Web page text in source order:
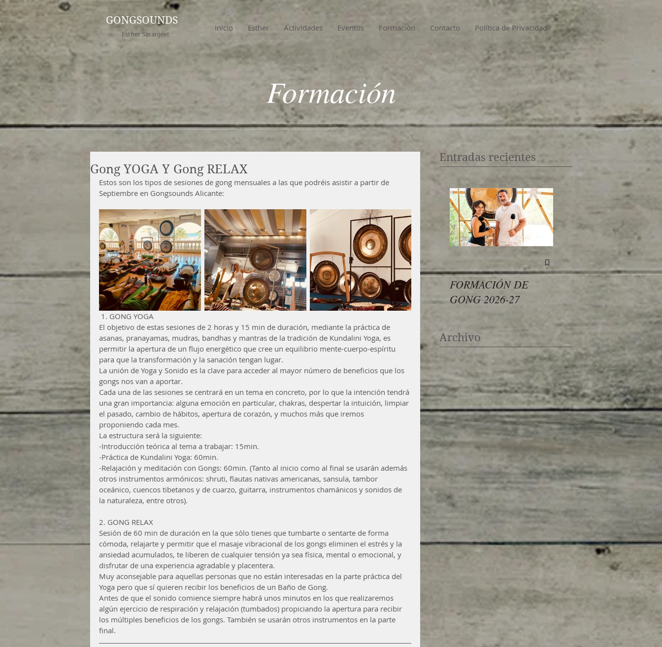
GONGSOUNDS
Esther Saranjeet
Inicio Esther Actividades Eventos Formación Contacto Política de Privacidad
Formación
Gong YOGA Y Gong RELAX
Estos son los tipos de sesiones de gong mensuales a las que podréis asistir a partir de
Septiembre en Gongsounds Alicante:
1. GONG YOGA
El objetivo de estas sesiones de 2 horas y 15 min de duración, mediante la práctica de
asanas, pranayamas, mudras, bandhas y mantras de la tradición de Kundalini Yoga, es
permitir la apertura de un flujo energético que cree un equilibrio mente-cuerpo-espíritu
para que la transformación y la sanación tengan lugar.
La unión de Yoga y Sonido es la clave para acceder al mayor número de beneficios que los
gongs nos van a aportar.
Cada una de las sesiones se centrará en un tema en concreto, por lo que la intención tendrá
una gran importancia: alguna emoción en particular, chakras, despertar la intuición, limpiar
el pasado, cambio de hábitos, apertura de corazón, y muchos más que iremos
proponiendo cada mes.
La estructura será la siguiente:
-Introducción teórica al tema a trabajar: 15min.
-Práctica de Kundalini Yoga: 60min.
-Relajación y meditación con Gongs: 60min. (Tanto al inicio como al final se usarán además
otros instrumentos armónicos: shruti, flautas nativas americanas, sansula, tambor
oceánico, cuencos tibetanos y de cuarzo, guitarra, instrumentos chamánicos y sonidos de
la naturaleza, entre otros).
2. GONG RELAX
Sesión de 60 min de duración en la que sólo tienes que tumbarte o sentarte de forma
cómoda, relajarte y permitir que el masaje vibracional de los gongs eliminen el estrés y la
ansiedad acumulados, te liberen de cualquier tensión ya sea física, mental o emocional, y
disfrutar de una experiencia agradable y placentera.
Muy aconsejable para aquellas personas que no están interesadas en la parte práctica del
Yoga pero que sí quieren recibir los beneficios de un Baño de Gong.
Antes de que el sonido comience siempre habrá unos minutos en los que realizaremos
algún ejercicio de respiración y relajación (tumbados) propiciando la apertura para recibir
los múltiples beneficios de los gongs. También se usarán otros instrumentos en la parte
final.
Entradas recientes
Archivo
FORMACIÓN DE
GONG 2026-27